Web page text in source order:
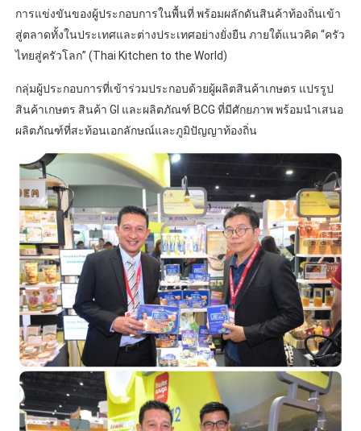
การแข่งขันของผู้ประกอบการในพื้นที่ พร้อมผลักดันสินค้าท้องถิ่นเข้า
สู่ตลาดทั้งในประเทศและต่างประเทศอย่างยั่งยืน ภายใต้แนวคิด “ครัว
ไทยสู่ครัวโลก” (Thai Kitchen to the World)
กลุ่มผู้ประกอบการที่เข้าร่วมประกอบด้วยผู้ผลิตสินค้าเกษตร แปรรูป
สินค้าเกษตร สินค้า GI และผลิตภัณฑ์ BCG ที่มีศักยภาพ พร้อมนำเสนอ
ผลิตภัณฑ์ที่สะท้อนเอกลักษณ์และภูมิปัญญาท้องถิ่น